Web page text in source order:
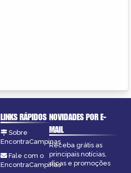
LINKS RÁPIDOS
Sobre
EncontraCampinas
Fale com o
EncontraCampinas
NOVIDADES POR E-
MAIL
Receba grátis as
principais notícias,
dicas e promoções